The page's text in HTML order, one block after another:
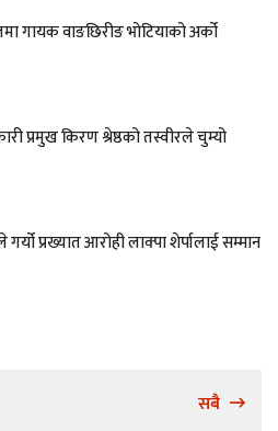
गायक वाङछिरीङ भोटियाको अर्को
प्रमुख किरण श्रेष्ठको तस्वीरले चुम्यो
प्रख्यात आरोही लाक्पा शेर्पालाई सम्मान
सबै